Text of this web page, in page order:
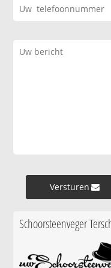
Versturen »
Schoorsteenveger